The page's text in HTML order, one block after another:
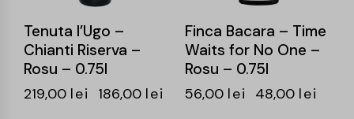
Tenuta l’Ugo –
Chianti Riserva –
Rosu – 0.75l
219,00 lei 186,00 lei
Finca Bacara – Time
Waits for No One –
Rosu – 0.75l
56,00 lei 48,00 lei